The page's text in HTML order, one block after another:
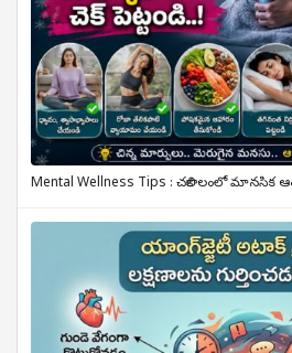
Mental Wellness Tips : చలికాలంలో మానసిక